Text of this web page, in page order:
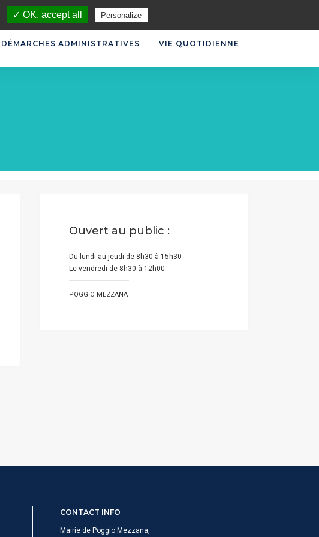
DÉMARCHES ADMINISTRATIVES VIE QUOTIDIENNE
Ouvert au public :
Du lundi au jeudi de 8h30 à 15h30
Le vendredi de 8h30 à 12h00
POGGIO MEZZANA
CONTACT INFO
Mairie de Poggio Mezzana,
✓ OK, accept all Personalize